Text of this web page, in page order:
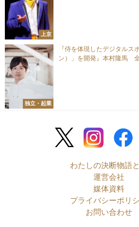
上京
独立・起業
『侍を体現したデジタルス
ン）」を開発』本村隆馬
わたしの決断物語
運営会社
媒体資料
プライバシーポリ
お問い合わせ